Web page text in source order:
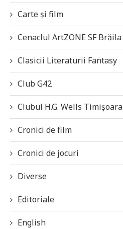
Carte și film
Cenaclul ArtZONE SF Brăila
Clasicii Literaturii Fantasy
Club G42
Clubul H.G. Wells Timișoara
Cronici de film
Cronici de jocuri
Diverse
Editoriale
English